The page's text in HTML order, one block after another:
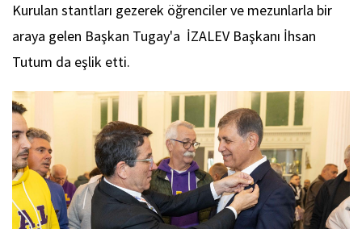
Kurulan stantları gezerek öğrenciler ve mezunlarla bir
araya gelen Başkan Tugay'a İZALEV Başkanı İhsan
Tutum da eşlik etti.